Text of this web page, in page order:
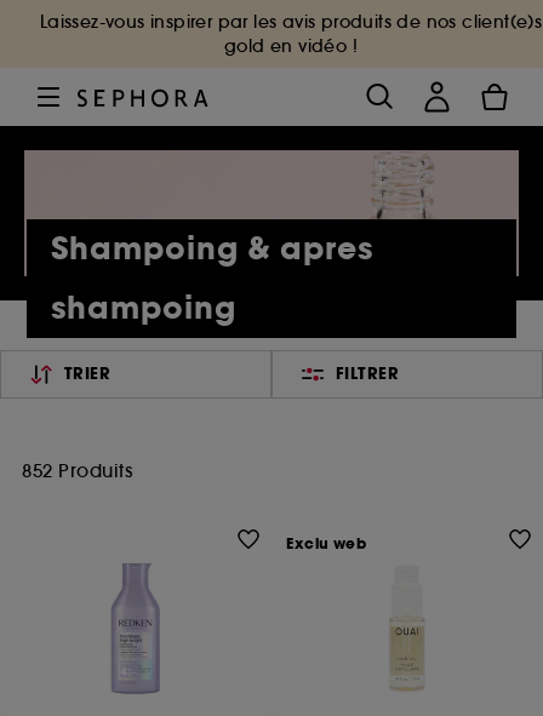
Laissez-vous inspirer par les avis produits de nos client(e)s
gold en vidéo !
Shampoing & apres
shampoing
TRIER FILTRER
852 Produits
Exclu web